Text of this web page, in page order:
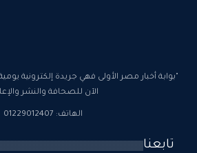
"بوابة أخبار مصر الأولى فهي جريدة
الآن للصحافة والنشر
الهاتف: 01229012407
تابعنا